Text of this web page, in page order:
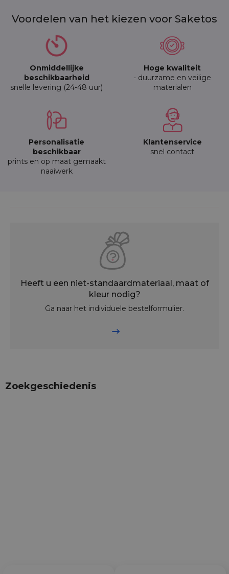
Voordelen van het kiezen voor Saketos
Onmiddellijke
beschikbaarheid
snelle levering (24-48 uur)
Hoge kwaliteit
- duurzame en veilige
materialen
Personalisatie
beschikbaar
prints en op maat gemaakt
naaiwerk
Klantenservice
snel contact
Heeft u een niet-standaardmateriaal, maat of
kleur nodig?
Ga naar het individuele bestelformulier.
Zoekgeschiedenis